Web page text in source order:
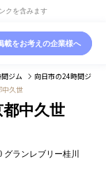
クを含みます
載をお考えの企業様へ
ジム 向日市の24時間ジ
中久世
中久世
グランレブリー桂川